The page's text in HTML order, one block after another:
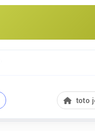
toto